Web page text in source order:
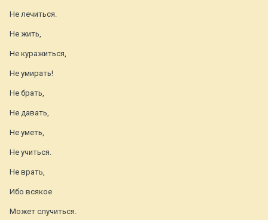
Не лечиться.
Не жить,
Не куражиться,
Не умирать!
Не брать,
Не давать,
Не уметь,
Не учиться.
Не врать,
Ибо всякое
Может случиться.